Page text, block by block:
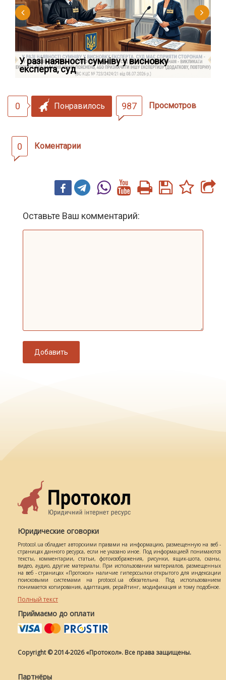
У разі наявності сумніву у висновку
експерта, суд
0 Понравилось 987 Просмотров
0 Коментарии
Оставьте Ваш комментарий:
Добавить
Юридические оговорки
Protocol.ua обладает авторскими правами на информацию, размещенную на веб -
страницах данного ресурса, если не указано иное. Под информацией понимаются
тексты, комментарии, статьи, фотоизображения, рисунки, ящик-шота, сканы,
видео, аудио, другие материалы. При использовании материалов, размещенных
на веб - страницах «Протокол» наличие гиперссылки открытого для индексации
поисковыми системами на protocol.ua обязательна. Под использованием
понимается копирования, адаптация, рерайтинг, модификация и тому подобное.
Полный текст
Приймаємо до оплати
Copyright © 2014-2026 «Протокол». Все права защищены.
Партнёры